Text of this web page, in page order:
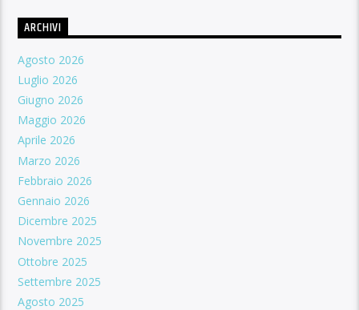
ARCHIVI
Agosto 2026
Luglio 2026
Giugno 2026
Maggio 2026
Aprile 2026
Marzo 2026
Febbraio 2026
Gennaio 2026
Dicembre 2025
Novembre 2025
Ottobre 2025
Settembre 2025
Agosto 2025